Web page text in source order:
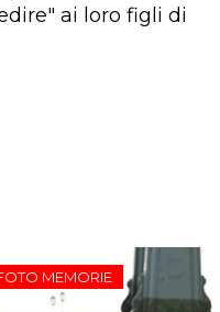
ai loro figli di
MEMORIE